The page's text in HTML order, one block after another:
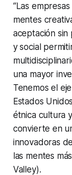
“Las
mentes
aceptación
y social
una mayor
Tenemos el
Estados
étnica cultura
convierte en
innovadoras
las mentes
Valley).